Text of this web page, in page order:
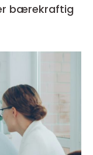
bærekraftig